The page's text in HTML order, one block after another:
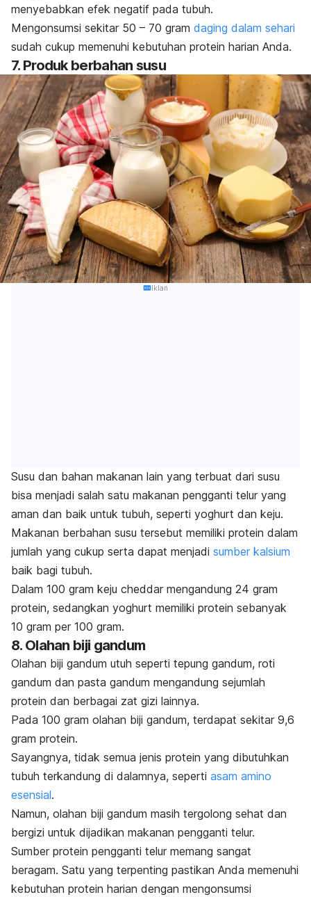
menyebabkan efek negatif pada tubuh.
Mengonsumsi sekitar 50 – 70 gram daging dalam sehari
sudah cukup memenuhi kebutuhan protein harian Anda.
7. Produk berbahan susu
Iklan
Susu dan bahan makanan lain yang terbuat dari susu
bisa menjadi salah satu makanan pengganti telur yang
aman dan baik untuk tubuh, seperti yoghurt dan keju.
Makanan berbahan susu tersebut memiliki protein dalam
jumlah yang cukup serta dapat menjadi sumber kalsium
baik bagi tubuh.
Dalam 100 gram keju cheddar mengandung 24 gram
protein, sedangkan yoghurt memiliki protein sebanyak
10 gram per 100 gram.
8. Olahan biji gandum
Olahan biji gandum utuh seperti tepung gandum, roti
gandum dan pasta gandum mengandung sejumlah
protein dan berbagai zat gizi lainnya.
Pada 100 gram olahan biji gandum, terdapat sekitar 9,6
gram protein.
Sayangnya, tidak semua jenis protein yang dibutuhkan
tubuh terkandung di dalamnya, seperti asam amino
esensial.
Namun, olahan biji gandum masih tergolong sehat dan
bergizi untuk dijadikan makanan pengganti telur.
Sumber protein pengganti telur memang sangat
beragam. Satu yang terpenting pastikan Anda memenuhi
kebutuhan protein harian dengan mengonsumsi